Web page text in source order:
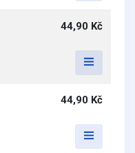
44,90 Kč
44,90 Kč